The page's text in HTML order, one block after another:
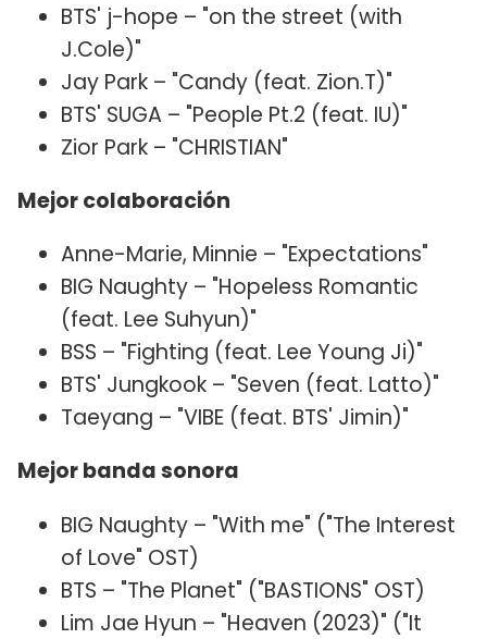
BTS' j-hope – "on the street (with
J.Cole)"
Jay Park – "Candy (feat. Zion.T)"
BTS' SUGA – "People Pt.2 (feat. IU)"
Zior Park – "CHRISTIAN"
Mejor colaboración
Anne-Marie, Minnie – "Expectations"
BIG Naughty – "Hopeless Romantic
(feat. Lee Suhyun)"
BSS – "Fighting (feat. Lee Young Ji)"
BTS' Jungkook – "Seven (feat. Latto)"
Taeyang – "VIBE (feat. BTS' Jimin)"
Mejor banda sonora
BIG Naughty – "With me" ("The Interest
of Love" OST)
BTS – "The Planet" ("BASTIONS" OST)
Lim Jae Hyun – "Heaven (2023)" ("It